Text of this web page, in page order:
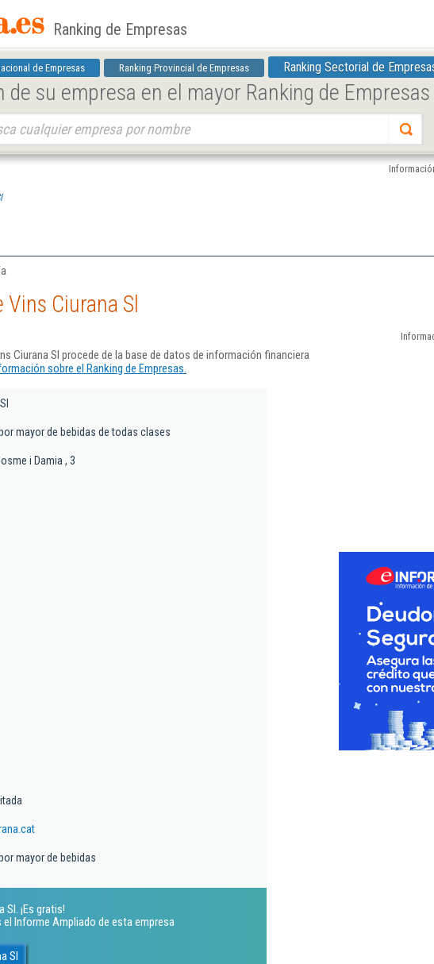
Ranking de Empresas
de Empresas Ranking Provincial de Empresas Ranking Sectorial de
de su empresa en el mayor Ranking de
Ciurana Sl
Ciurana Sl procede de la base de datos de información financiera
sobre el Ranking de Empresas.
mayor de bebidas de todas clases
i Damia , 3
mayor de bebidas
Sl. ¡Es gratis!
Informe Ampliado de esta empresa
Sl